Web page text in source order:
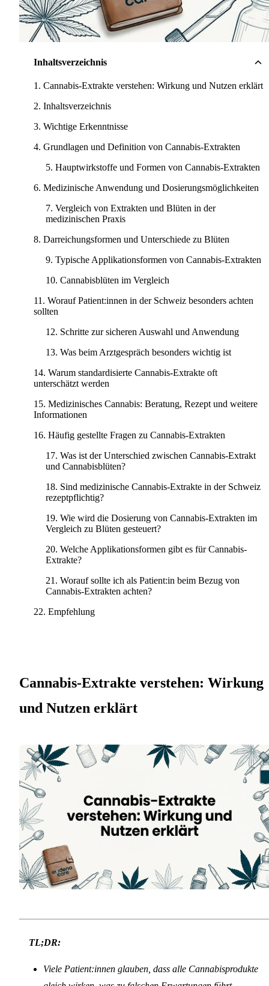
Inhaltsverzeichnis
Cannabis-Extrakte verstehen: Wirkung und Nutzen erklärt
Inhaltsverzeichnis
Wichtige Erkenntnisse
Grundlagen und Definition von Cannabis-Extrakten
Hauptwirkstoffe und Formen von Cannabis-Extrakten
Medizinische Anwendung und Dosierungsmöglichkeiten
Vergleich von Extrakten und Blüten in der
medizinischen Praxis
Darreichungsformen und Unterschiede zu Blüten
Typische Applikationsformen von Cannabis-Extrakten
Cannabisblüten im Vergleich
Worauf Patient:innen in der Schweiz besonders achten
sollten
Schritte zur sicheren Auswahl und Anwendung
Was beim Arztgespräch besonders wichtig ist
Warum standardisierte Cannabis-Extrakte oft
unterschätzt werden
Medizinisches Cannabis: Beratung, Rezept und weitere
Informationen
Häufig gestellte Fragen zu Cannabis-Extrakten
Was ist der Unterschied zwischen Cannabis-Extrakt
und Cannabisblüten?
Sind medizinische Cannabis-Extrakte in der Schweiz
rezeptpflichtig?
Wie wird die Dosierung von Cannabis-Extrakten im
Vergleich zu Blüten gesteuert?
Welche Applikationsformen gibt es für Cannabis-
Extrakte?
Worauf sollte ich als Patient:in beim Bezug von
Cannabis-Extrakten achten?
Empfehlung
Cannabis-Extrakte verstehen: Wirkung
und Nutzen erklärt
TL;DR:
Viele Patient:innen glauben, dass alle Cannabisprodukte